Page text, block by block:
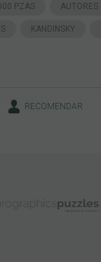
PZAS AUTORES
KANDINSKY
RECOMENDAR